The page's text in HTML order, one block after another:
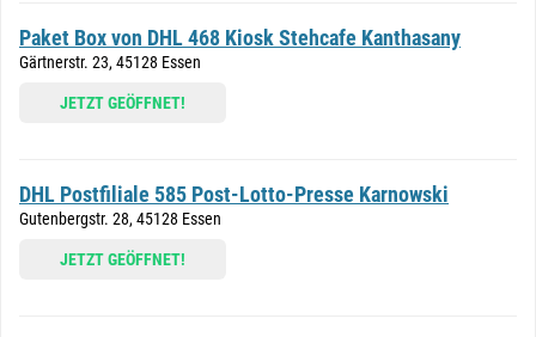
Paket Box von DHL 468 Kiosk Stehcafe Kanthasany
Gärtnerstr. 23, 45128 Essen
JETZT GEÖFFNET!
DHL Postfiliale 585 Post-Lotto-Presse Karnowski
Gutenbergstr. 28, 45128 Essen
JETZT GEÖFFNET!